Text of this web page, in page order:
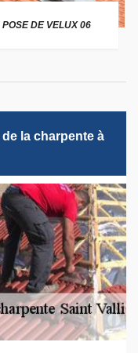
POSE DE VELUX 06
la charpente à